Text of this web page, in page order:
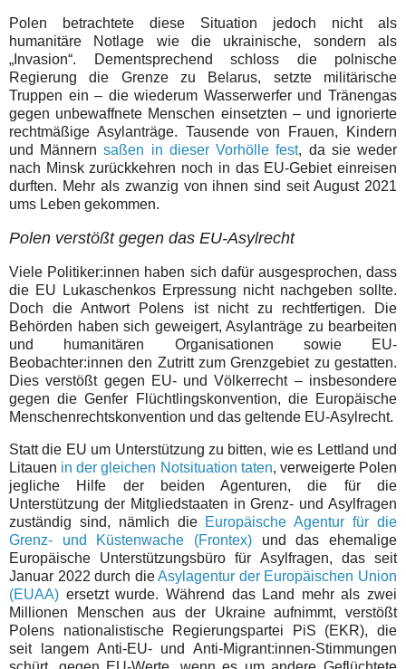
Polen betrachtete diese Situation jedoch nicht als
humanitäre Notlage wie die ukrainische, sondern als
„Invasion“. Dementsprechend schloss die polnische
Regierung die Grenze zu Belarus, setzte militärische
Truppen ein – die wiederum Wasserwerfer und Tränengas
gegen unbewaffnete Menschen einsetzten – und ignorierte
rechtmäßige Asylanträge. Tausende von Frauen, Kindern
und Männernsaßen in dieser Vorhölle fest, da sie weder
nach Minsk zurückkehren noch in das EU-Gebiet einreisen
durften. Mehr als zwanzig von ihnen sind seit August 2021
ums Leben gekommen.
Polen verstößt gegen das EU-Asylrecht
Viele Politiker:innen haben sich dafür ausgesprochen, dass
die EU Lukaschenkos Erpressung nicht nachgeben sollte.
Doch die Antwort Polens ist nicht zu rechtfertigen. Die
Behörden haben sich geweigert, Asylanträge zu bearbeiten
und humanitären Organisationen sowie EU-
Beobachter:innen den Zutritt zum Grenzgebiet zu gestatten.
Dies verstößt gegen EU- und Völkerrecht – insbesondere
gegen die Genfer Flüchtlingskonvention, die Europäische
Menschenrechtskonvention und das geltende EU-Asylrecht.
Statt die EU um Unterstützung zu bitten, wie es Lettland und
Litauen in der gleichen Notsituation taten, verweigerte Polen
jegliche Hilfe der beiden Agenturen, die für die
Unterstützung der Mitgliedstaaten in Grenz- und Asylfragen
zuständig sind, nämlich die Europäische Agentur für die
Grenz- und Küstenwache (Frontex) und das ehemalige
Europäische Unterstützungsbüro für Asylfragen, das seit
Januar 2022 durch dieAsylagentur der Europäischen Union
(EUAA) ersetzt wurde. Während das Land mehr als zwei
Millionen Menschen aus der Ukraine aufnimmt, verstößt
Polens nationalistische Regierungspartei PiS (EKR), die
seit langem Anti-EU- und Anti-Migrant:innen-Stimmungen